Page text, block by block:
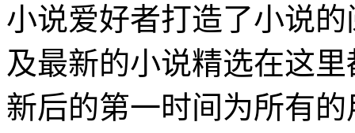
小说爱好者打造了小说
及最新的小说精选在这
新后的第一时间为所有